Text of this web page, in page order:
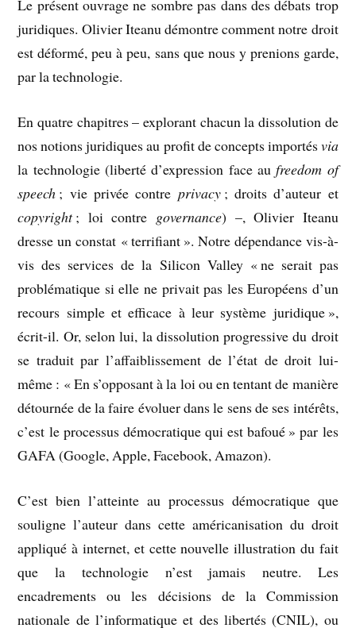
Le présent ouvrage ne sombre pas dans des débats trop
juridiques. Olivier Iteanu démontre comment notre droit
est déformé, peu à peu, sans que nous y prenions garde,
par la technologie.
En quatre chapitres – explorant chacun la dissolution de
nos notions juridiques au profit de concepts importésvia
la technologie (liberté d’expression face aufreedom of
speech ; vie privée contre privacy ; droits d’auteur et
copyright; loi contre governance) –, Olivier Iteanu
dresse un constat « terrifiant ». Notre dépendance vis-à-
vis des services de la Silicon Valley « ne serait pas
problématique si elle ne privait pas les Européens d’un
recours simple et efficace à leur système juridique »,
écrit-il. Or, selon lui, la dissolution progressive du droit
se traduit par l’affaiblissement de l’état de droit lui-
même : « En s’opposant à la loi ou en tentant de manière
détournée de la faire évoluer dans le sens de ses intérêts,
c’est le processus démocratique qui est bafoué » par les
GAFA (Google, Apple, Facebook, Amazon).
C’est bien l’atteinte au processus démocratique que
souligne l’auteur dans cette américanisation du droit
appliqué à internet, et cette nouvelle illustration du fait
que la technologie n’est jamais neutre. Les
encadrements ou les décisions de la Commission
nationale de l’informatique et des libertés (CNIL), ou